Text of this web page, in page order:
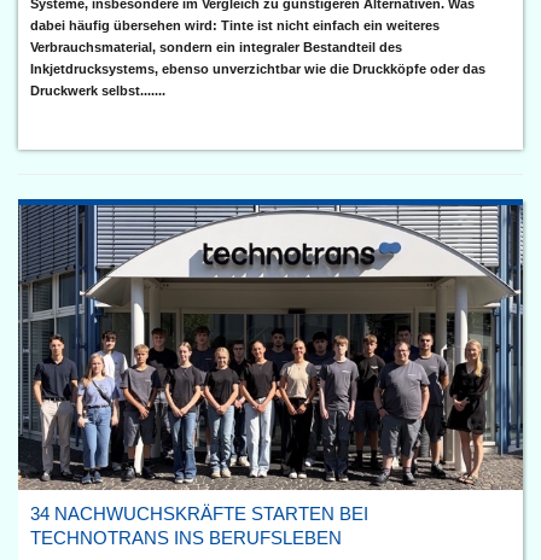
Systeme, insbesondere im Vergleich zu günstigeren Alternativen. Was
dabei häufig übersehen wird: Tinte ist nicht einfach ein weiteres
Verbrauchsmaterial, sondern ein integraler Bestandteil des
Inkjetdrucksystems, ebenso unverzichtbar wie die Druckköpfe oder das
Druckwerk selbst.......
34 NACHWUCHSKRÄFTE STARTEN BEI
TECHNOTRANS INS BERUFSLEBEN